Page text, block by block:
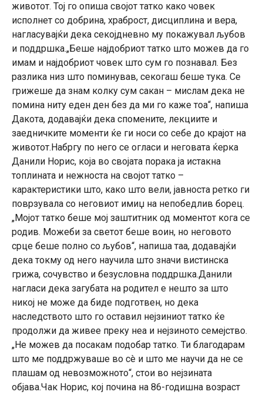
животот. Тој го опиша својот татко како човек
исполнет со добрина, храброст, дисциплина и вера,
нагласувајќи дека секојдневно му покажувал љубов
и поддршка.„Беше најдобриот татко што можев да го
имам и најдобриот човек што сум го познавал. Без
разлика низ што поминував, секогаш беше тука. Се
грижеше да знам колку сум сакан – мислам дека не
помина ниту еден ден без да ми го каже тоа“, напиша
Дакота, додавајќи дека спомените, лекциите и
заедничките моменти ќе ги носи со себе до крајот на
животот.Набргу по него се огласи и неговата ќерка
Данили Норис, која во својата порака ја истакна
топлината и нежноста на својот татко –
карактеристики што, како што вели, јавноста ретко ги
поврзувала со неговиот имиџ на непобедлив борец.
„Мојот татко беше мој заштитник од моментот кога се
родив. Можеби за светот беше воин, но неговото
срце беше полно со љубов“, напиша таа, додавајќи
дека токму од него научила што значи вистинска
грижа, сочувство и безусловна поддршка.Данили
нагласи дека загубата на родител е нешто за што
никој не може да биде подготвен, но дека
наследството што го оставил нејзиниот татко ќе
продолжи да живее преку неа и нејзиното семејство.
„Не можев да посакам подобар татко. Ти благодарам
што ме поддржуваше во сè и што ме научи да не се
плашам од невозможното“, стои во нејзината
објава.Чак Норис, кој почина на 86-годишна возраст